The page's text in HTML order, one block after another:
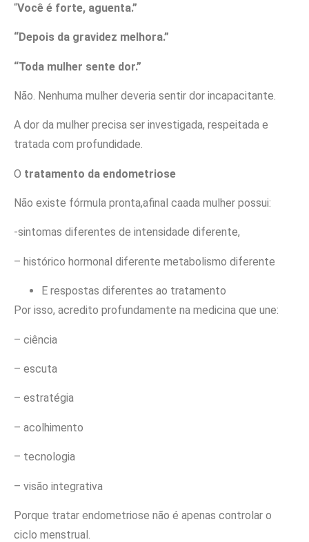
“Você é forte, aguenta.”
“Depois da gravidez melhora.”
“Toda mulher sente dor.”
Não. Nenhuma mulher deveria sentir dor incapacitante.
A dor da mulher precisa ser investigada, respeitada e
tratada com profundidade.
O tratamento da endometriose
Não existe fórmula pronta,afinal caada mulher possui:
-sintomas diferentes de intensidade diferente,
– histórico hormonal diferente metabolismo diferente
E respostas diferentes ao tratamento
Por isso, acredito profundamente na medicina que une:
– ciência
– escuta
– estratégia
– acolhimento
– tecnologia
– visão integrativa
Porque tratar endometriose não é apenas controlar o
ciclo menstrual.